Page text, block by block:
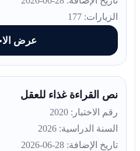
الزيارات: 177
عرض
نص القراءة غذاء للعقل
رقم الاختبار: 2020
السنة الدراسية: 2026
تاريخ الإضافة: 28-06-2026